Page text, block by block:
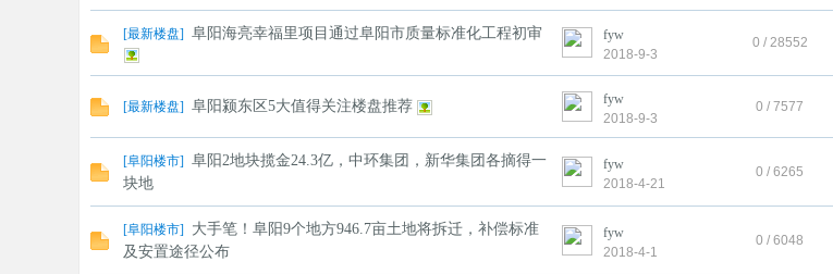
[最新楼盘] 阜阳海亮幸福里项目通过阜阳市质量标准化工程初审
fyw
2018-9-3
0 / 28552
[最新楼盘] 阜阳颍东区5大值得关注楼盘推荐
fyw
2018-9-3
0 / 7577
[阜阳楼市] 阜阳2地块揽金24.3亿，中环集团，新华集团各摘得一
块地
fyw
2018-4-21
0 / 6265
[阜阳楼市]
大手笔！阜阳9个地方946.7亩土地将拆迁，补偿标准
及安置途径公布
fyw
2018-4-1
0 / 6048